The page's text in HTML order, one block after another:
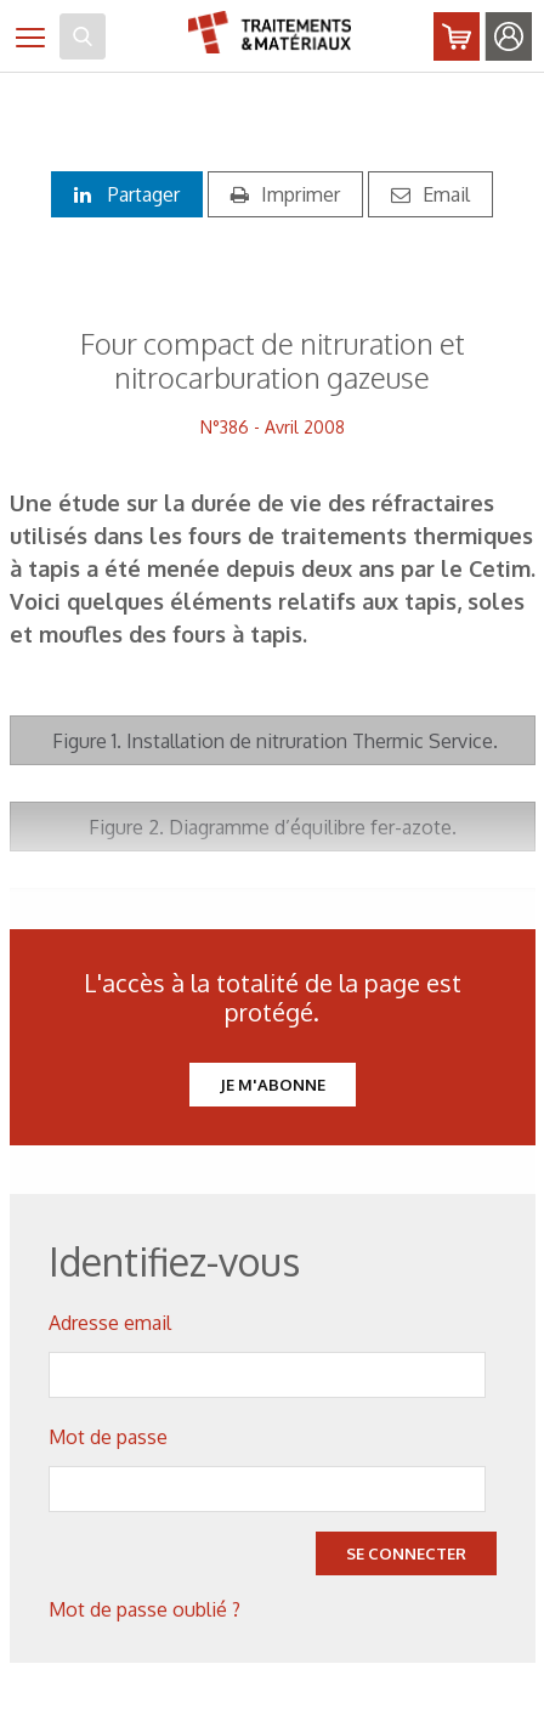
Toggle navigation
Partager Imprimer Email
Four compact de nitruration et
nitrocarburation gazeuse
N°386 - Avril 2008
Une étude sur la durée de vie des réfractaires
utilisés dans les fours de traitements thermiques
à tapis a été menée depuis deux ans par le Cetim.
Voici quelques éléments relatifs aux tapis, soles
et moufles des fours à tapis.
Figure 1. Installation de nitruration Thermic Service.
Figure 2. Diagramme d’équilibre fer-azote.
Figure 4. Diagramme de Lehrer.
Figure 5. Diagramme Fer-azote-carbone à 570°C.
Figure 6. Diagramme de Kunze à
Figure 8. Phase 1 : - 20 Um de couche blanche en
- 15 Um de couche blanche en flanc de filet
Dureté : 1200 HV0.3
L'accès à la totalité de la page est
protégé.
JE M'ABONNE
Identifiez-vous
Adresse email
Mot de passe
SE CONNECTER
Mot de passe oublié ?
Panneau de gestion des cookies